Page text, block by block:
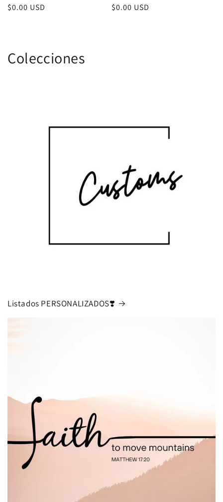
Precio
$0.00 USD
Precio
$0.00 USD
Colecciones
Listados PERSONALIZADOS❣️